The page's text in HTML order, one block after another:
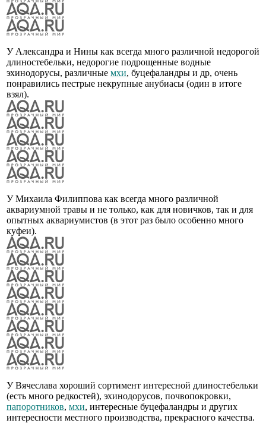
У Александра и Нины как всегда много различной недорогой
длиностебельки, недорогие подрощенные водные
эхинодорусы, различные мхи, буцефаландры и др, очень
понравились пестрые некрупные анубиасы (один в итоге
взял).
У Михаила Филиппова как всегда много различной
аквариумной травы и не только, как для новичков, так и для
опытных аквариумистов (в этот раз было особенно много
куфеи).
У Вячеслава хороший сортимент интересной длиностебельки
(есть много редкостей), эхинодорусов, почвопокровки,
папоротников, мхи, интересные буцефаландры и других
интересности местного производства, прекрасного качества.